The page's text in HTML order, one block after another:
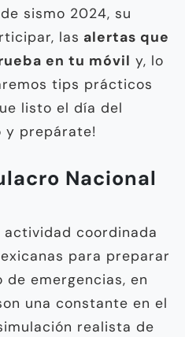
sismo 2024, su
las alertas que
en tu móvil y, lo
tips prácticos
listo el día del
y prepárate!
Nacional
actividad coordinada
para preparar
emergencias, en
una constante en el
realista de